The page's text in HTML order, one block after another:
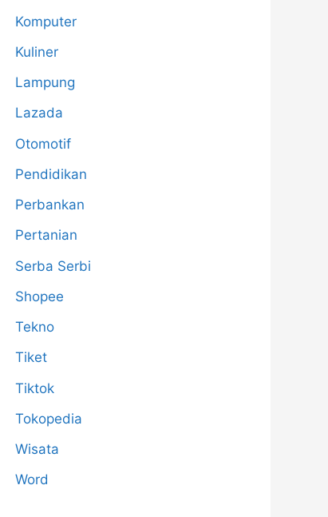
Komputer
Kuliner
Lampung
Lazada
Otomotif
Pendidikan
Perbankan
Pertanian
Serba Serbi
Shopee
Tekno
Tiket
Tiktok
Tokopedia
Wisata
Word